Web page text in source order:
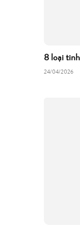
8 loại
24/04/2026